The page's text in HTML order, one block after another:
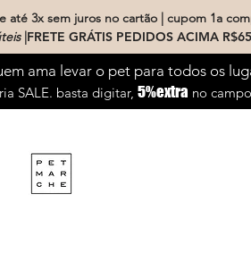
até 3x sem juros no cartão | cupom 1a
|FRETE GRÁTIS PEDIDOS ACIMA
ama levar o pet para todos os
SALE. basta digitar, 5%extra no